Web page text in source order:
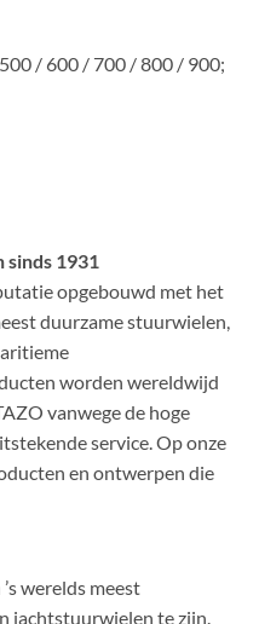
/ 600 / 700 / 800 / 900;
1931
opgebouwd met het
duurzame stuurwielen,
worden wereldwijd
vanwege de hoge
service. Op onze
en ontwerpen die
werelds meest
jachtstuurwielen te zijn.